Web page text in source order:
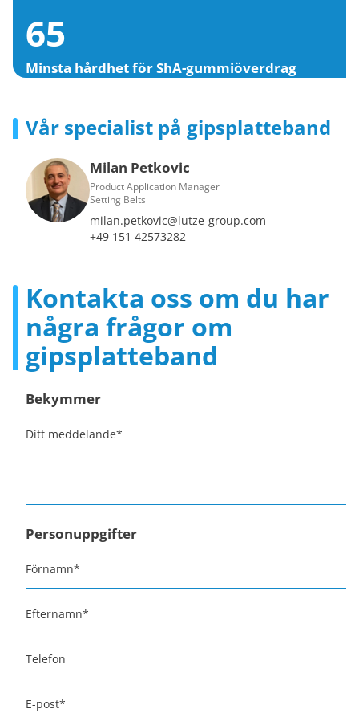
65
Minsta hårdhet för ShA-gummiöverdrag
Vår specialist på gipsplatteband
Milan Petkovic
Product Application Manager
Setting Belts
milan.petkovic@lutze-group.com
+49 151 42573282
Kontakta oss om du har
några frågor om
gipsplatteband
Bekymmer
Ditt meddelande*
Personuppgifter
Förnamn*
Efternamn*
Telefon
E-post*